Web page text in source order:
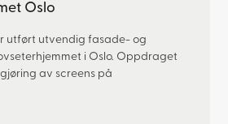
Oslo
utført utvendig fasade- og
i Oslo. Oppdraget
av screens på